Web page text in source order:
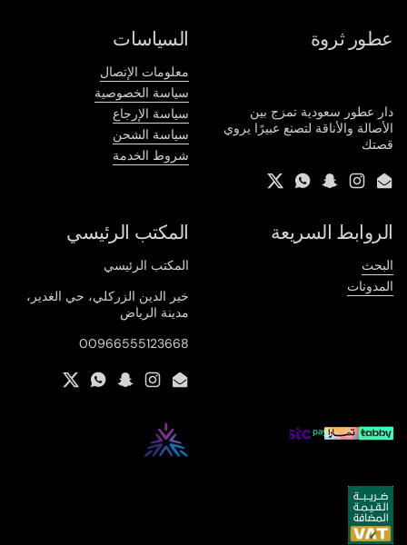
عطور ثروة
دار عطور سعودية تمزج بين
الأصالة والأناقة لتصنع عبيرًا يروي
قصتك
Email
Instagram
Snapchat
WhatsApp
Twitter
السياسات
معلومات الإتصال
سياسة الخصوصية
سياسة الإرجاع
سياسة الشحن
شروط الخدمة
الروابط السريعة
البحث
المدونات
المكتب الرئيسي
المكتب الرئيسي
خير الدين الزركلي، حي الغدير،
مدينة الرياض
00966555123668
Email
Instagram
Snapchat
WhatsApp
Twitter